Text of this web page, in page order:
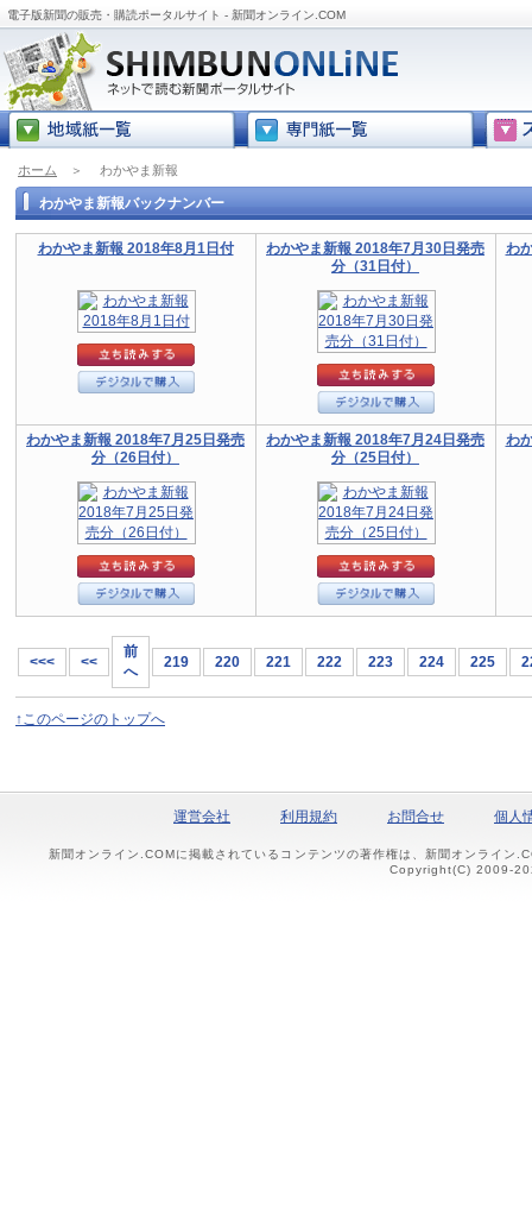
電子版新聞の販売・購読ポータルサイト - 新聞オンライン.COM
ホーム ＞ わかやま新報
わかやま新報バックナンバー
わかやま新報 2018年8月1日付
わかやま新報 2018年7月30日発売
分（31日付）
わ
わかやま新報 2018年7月25日発売
分（26日付）
わかやま新報 2018年7月24日発売
分（25日付）
わ
<<< <<
前
へ
219 220 221 222 223 224 225
↑このページのトップへ
運営会社 利用規約 お問合せ 個人
新聞オンライン.COMに掲載されているコンテンツの著作権は、新聞オンライン
Copyright(C) 2009-